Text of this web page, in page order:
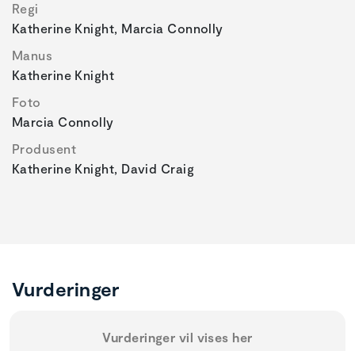
Regi
Katherine Knight, Marcia Connolly
Manus
Katherine Knight
Foto
Marcia Connolly
Produsent
Katherine Knight, David Craig
Vurderinger
Vurderinger vil vises her